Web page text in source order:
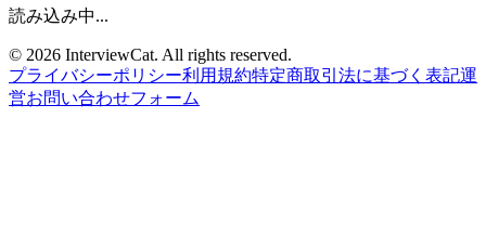
読み込み中...
© 2026 InterviewCat. All rights reserved.
プライバシーポリシー利用規約特定商取引法に基づく表記運
営お問い合わせフォーム